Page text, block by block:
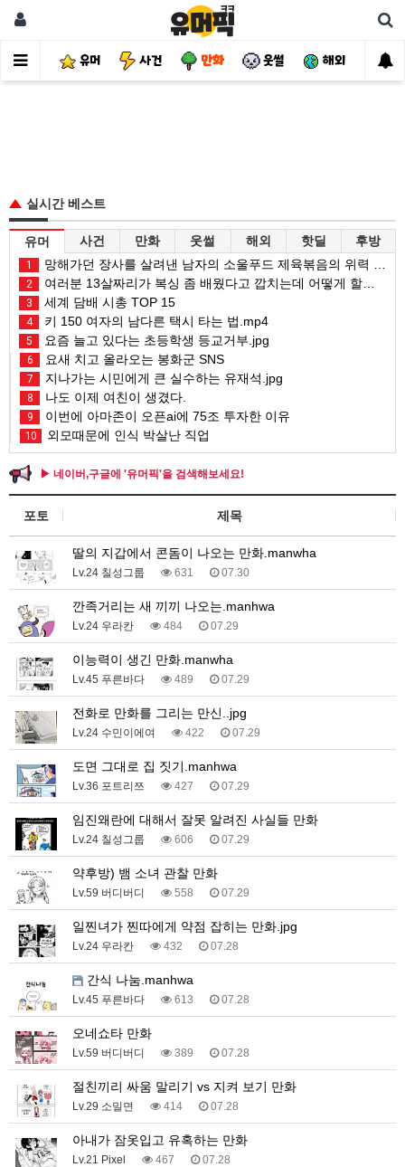
유머 사건 만화 웃썰 해외 핫
실시간 베스트
유머 사건 만화 웃썰 해외 핫딜 후방
1 망해가던 장사를 살려낸 남자의 소울푸드 제육볶음의 위력 ㅋㅋ
2 여러분 13살짜리가 복싱 좀 배웠다고 깝치는데 어떻게 할까요?
3 세계 담배 시총 TOP 15
4 키 150 여자의 남다른 택시 타는 법.mp4
5 요즘 늘고 있다는 초등학생 등교거부.jpg
6 요새 치고 올라오는 봉화군 SNS
7 지나가는 시민에게 큰 실수하는 유재석.jpg
8 나도 이제 여친이 생겼다.
9 이번에 아마존이 오픈ai에 75조 투자한 이유
10 외모때문에 인식 박살난 직업
▶ 네이버,구글에 '유머픽'을 검색해보세요!
포토 제목
딸의 지갑에서 콘돔이 나오는 만화.manwha
Lv.24 칠성그룹 631 07.30
깐족거리는 새 끼끼 나오는.manhwa
Lv.24 우라칸 484 07.29
이능력이 생긴 만화.manwha
Lv.45 푸른바다 489 07.29
전화로 만화를 그리는 만신..jpg
Lv.24 수민이에여 422 07.29
도면 그대로 집 짓기.manhwa
Lv.36 포트리쯔 427 07.29
임진왜란에 대해서 잘못 알려진 사실들 만화
Lv.24 칠성그룹 606 07.29
약후방) 뱀 소녀 관찰 만화
Lv.59 버디버디 558 07.29
일찐녀가 찐따에게 약점 잡히는 만화.jpg
Lv.24 우라칸 432 07.28
간식 나눔.manhwa
Lv.45 푸른바다 613 07.28
오네쇼타 만화
Lv.59 버디버디 389 07.28
절친끼리 싸움 말리기 vs 지켜 보기 만화
Lv.29 소밀면 414 07.28
아내가 잠옷입고 유혹하는 만화
Lv.21 Pixel 467 07.28